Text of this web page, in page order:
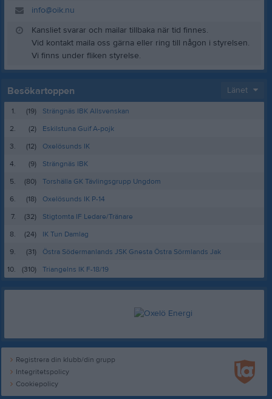
info@oik.nu
Kansliet svarar och mailar tillbaka när tid finnes.
Vid kontakt maila oss gärna eller ring till någon i styrelsen.
Vi finns under fliken styrelse.
Besökartoppen Länet
1. (19)
Strängnäs IBK Allsvenskan
2.
(2)
Eskilstuna Guif A-pojk
3.
(12)
Oxelösunds IK
4.
(9)
Strängnäs IBK
5.
(80)
Torshälla GK Tävlingsgrupp Ungdom
6.
(18)
Oxelösunds IK P-14
7.
(32)
Stigtomta IF Ledare/Tränare
8.
(24)
IK Tun Damlag
9.
(31)
Östra Södermanlands JSK Gnesta Östra Sörmlands Jak
10.
(310) Triangelns IK F-18/19
Registrera din klubb/din grupp
Integritetspolicy
Cookiepolicy